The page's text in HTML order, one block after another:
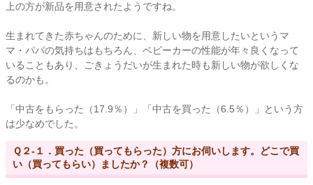
上の方が新品を用意されたようですね。
生まれてきた赤ちゃんのために、新しい物を用意したいというマ
マ・パパの気持ちはもちろん、ベビーカーの性能が年々良くなって
いることもあり、ごきょうだいが生まれた時も新しい物が欲しくな
るのかも。
「中古をもらった（17.9％）」「中古を買った（6.5％）」という方
は少なめでした。
Ｑ２-１．買った（買ってもらった）方にお伺いします。どこで買
い（買ってもらい）ましたか？（複数可）